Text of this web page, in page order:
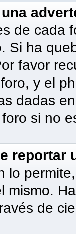
de cada
Si ha
favor
y el
dadas
si no
reportar
lo
mismo.
de